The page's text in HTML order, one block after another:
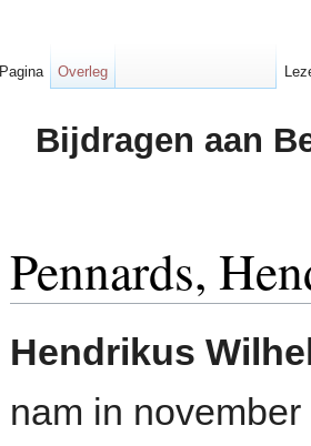
Bijdragen aan
Pennards,
Hendrikus
nam in november
Pagina Overleg